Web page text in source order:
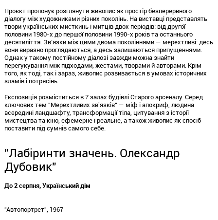
Проєкт пропонує розглянути живопис як простір безперервного
діалогу між художниками різних поколінь. На виставці представлять
твори українських мисткинь і митців двох періодів: від другої
половини 1980-х до першої половини 1990-х років та останнього
десятиліття. Зв’язки між цими двома поколіннями — мерехтливі: десь
вони виразно проглядаються, а десь залишаються припущеннями.
Однак у такому постійному діалозі завжди можна знайти
перегукування між підходами, жестами, творами й авторами. Крім
того, як тоді, так і зараз, живопис розвивається в умовах історичних
зламів і потрясінь.
Експозиція розміститься в 7 залах будівлі Старого арсеналу. Серед
ключових тем "Мерехтливих звʼязків" — міф і апокриф, людина
всередині ландшафту, трансформації тіла, цитування з історії
мистецтва та кіно, ефемерне і реальне, а також живопис як спосіб
поставити під сумнів самого себе.
"Лабіринти значень. Олександр
Дубовик"
До 2 серпня, Український дім
"Автопортрет", 1967